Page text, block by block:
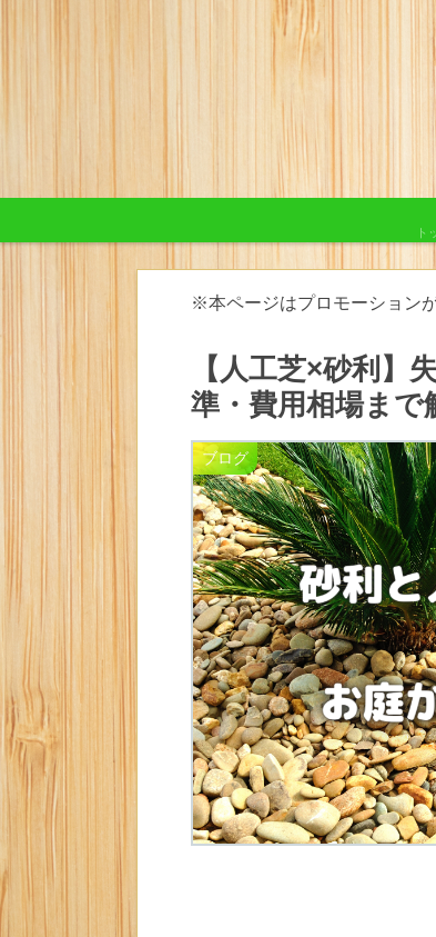
ト
※本ページはプロモーション
【人工芝×砂利】
準・費用相場まで
ブログ